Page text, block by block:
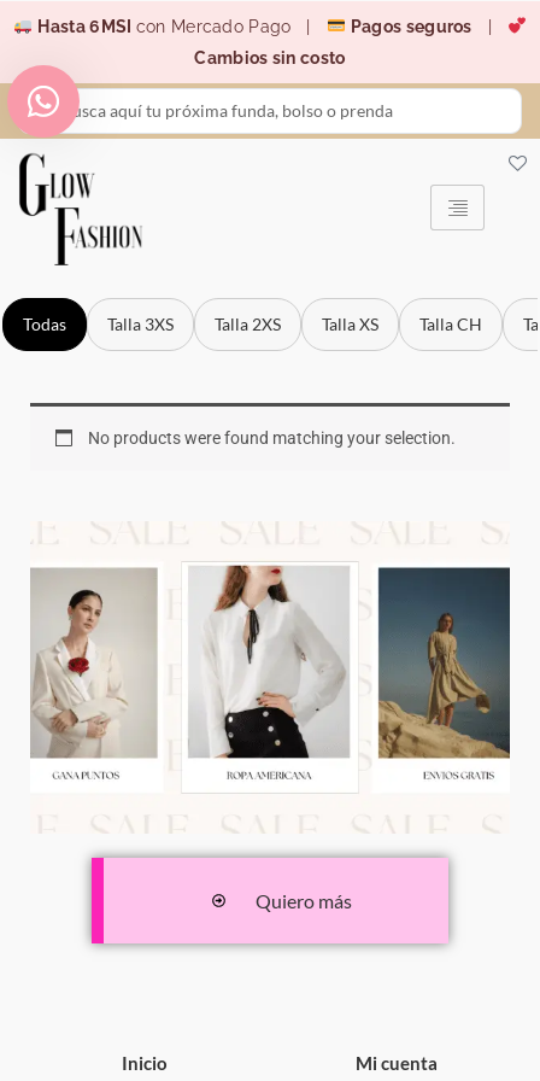
contenido
Hasta 6MSI con Mercado Pago | Pagos seguros
Cambios sin costo
Search
...
Todas Talla 3XS Talla 2XS Talla XS Talla CH
No products were found matching your selection.
Quiero más
Inicio Mi cuenta